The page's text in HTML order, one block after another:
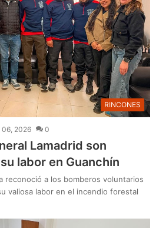
RINCONES
06, 2026 0
Lamadrid son
labor en Guanchín
reconoció a los bomberos voluntarios
valiosa labor en el incendio forestal